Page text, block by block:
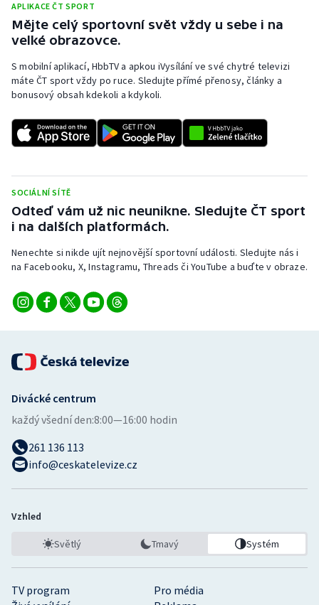
Triatlon
Veslování
Vodní slalom
Ostatní
APLIKACE ČT SPORT
Mějte celý sportovní svět vždy u sebe i na
velké obrazovce.
S mobilní aplikací, HbbTV a apkou iVysílání ve své chytré televizi
máte ČT sport vždy po ruce. Sledujte přímé přenosy, články a
bonusový obsah kdekoli a kdykoli.
SOCIÁLNÍ SÍTĚ
Odteď vám už nic neunikne. Sledujte ČT sport
i na dalších platformách.
Nenechte si nikde ujít nejnovější sportovní události. Sledujte nás i
na Facebooku, X, Instagramu, Threads či YouTube a buďte v obraze.
TV program
Pro média
Divácké centrum
každý všední den:8:00—16:00 hodin
261 136 113
info@ceskatelevize.cz
Vzhled
Světlý Tmavý Systém